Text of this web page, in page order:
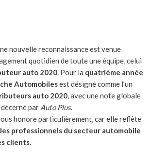
nouvelle reconnaissance est venue
quotidien de toute une équipe, celui
auto 2020. Pour la quatrième année
Automobilesest désigné comme l’un
auto 2020, avec une note globale
par Auto Plus.
honore particulièrement, car elle reflète
professionnels du secteur automobile
clients.